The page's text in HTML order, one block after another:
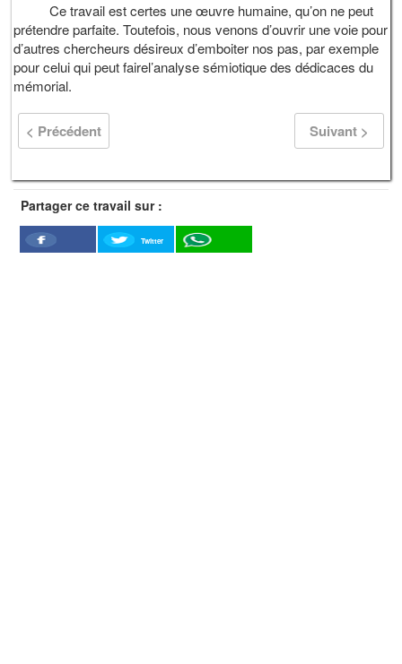
Ce travail est certes une œuvre humaine, qu’on ne peut
prétendre parfaite. Toutefois, nous venons d’ouvrir une voie pour
d’autres chercheurs désireux d’emboiter nos pas, par exemple
pour celui qui peut fairel’analyse sémiotique des dédicaces du
mémorial.
< Précédent Suivant >
Partager ce travail sur :
Twitter